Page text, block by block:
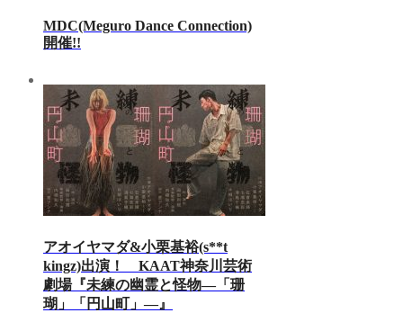
MDC(Meguro Dance Connection)
開催!!
アオイヤマダ&小栗基裕(s**t
kingz)出演！ KAAT神奈川芸術
劇場『未練の幽霊と怪物―「珊
瑚」「円山町」―』